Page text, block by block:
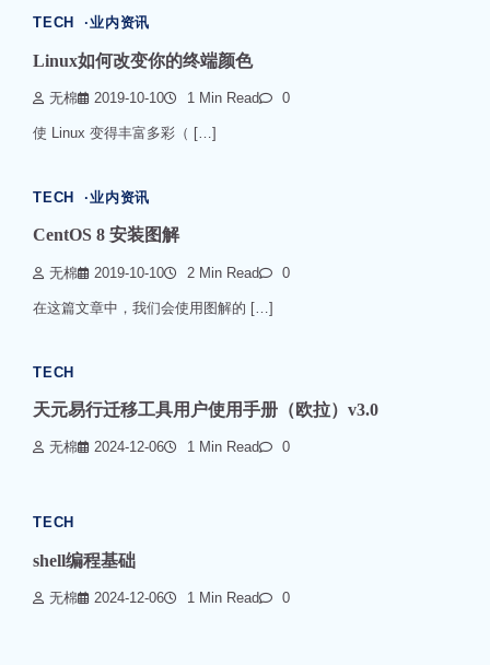
TECH 业内资讯
Linux如何改变你的终端颜色
无棉 2019-10-10 1 Min Read 0
使 Linux 变得丰富多彩（ […]
TECH 业内资讯
CentOS 8 安装图解
无棉 2019-10-10 2 Min Read 0
在这篇文章中，我们会使用图解的 […]
TECH
天元易行迁移工具用户使用手册（欧拉）v3.0
无棉 2024-12-06 1 Min Read 0
TECH
shell编程基础
无棉 2024-12-06 1 Min Read 0